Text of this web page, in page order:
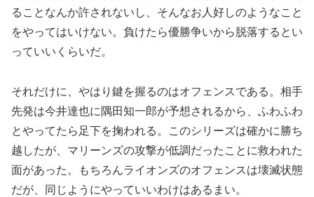
ることなんか許されないし、そんなお人好しのようなこと
をやってはいけない。負けたら優勝争いから脱落するとい
っていいくらいだ。
それだけに、やはり鍵を握るのはオフェンスである。相手
先発は今井達也に隅田知一郎が予想されるから、ふわふわ
とやってたら足下を掬われる。このシリーズは確かに勝ち
越したが、マリーンズの攻撃が低調だったことに救われた
面があった。もちろんライオンズのオフェンスは壊滅状態
だが、同じようにやっていいわけはあるまい。